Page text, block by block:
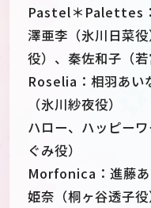
Pastel＊Palettes
澤亜李（氷川日菜
役）、秦佐和子（若
Roselia：相羽あい
（氷川紗夜役）
ハロー、ハッピー
ぐみ役）
Morfonica：進藤あ
姫奈（桐ヶ谷透子役